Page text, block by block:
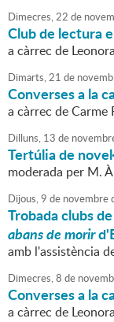
Dimecres,22 de
Club de lectura
a càrrec de
Dimarts,21 de
Converses a la
a càrrec de Carme
Dilluns, 13 de
Tertúlia de
moderada per M.
Dijous,9 de novembre
Trobada clubs
abans de morir
amb l'assistència
Dimecres,8 de
Converses a la
a càrrec de